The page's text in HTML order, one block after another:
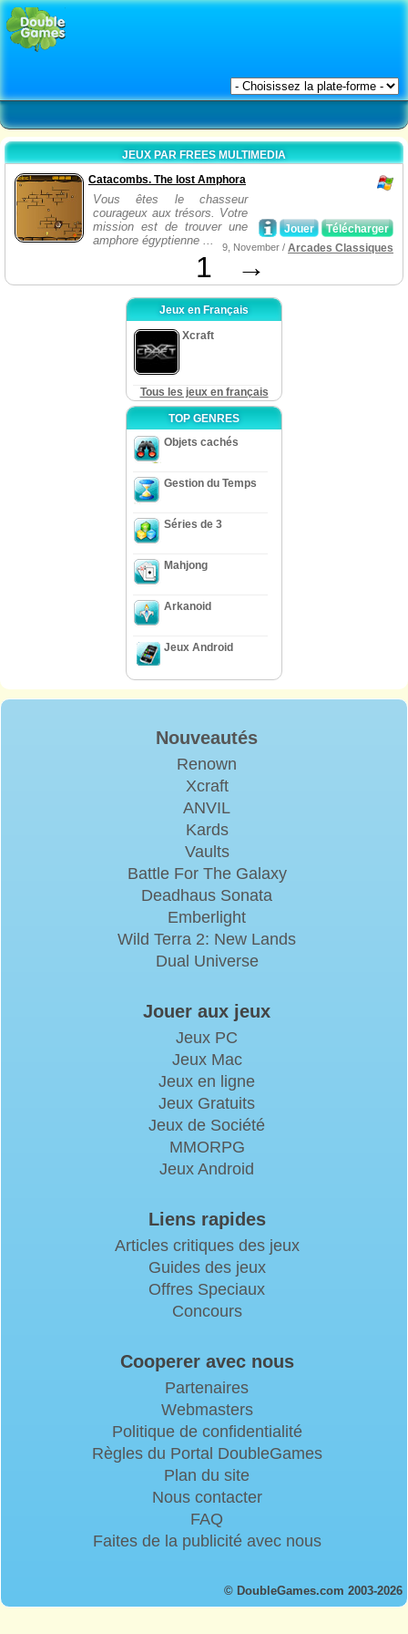
JEUX PAR FREES MULTIMEDIA
Catacombs. The lost Amphora
Vous êtes le chasseur
courageux aux trésors. Votre
mission est de trouver une
amphore égyptienne ...
Télécharger
Jouer
9, November / Arcades Classiques
1 →
Jeux en Français
Xcraft
Tous les jeux en français
TOP GENRES
Objets cachés
Gestion du Temps
Séries de 3
Mahjong
Arkanoid
Jeux Android
Nouveautés
Renown
Xcraft
ANVIL
Kards
Vaults
Battle For The Galaxy
Deadhaus Sonata
Emberlight
Wild Terra 2: New Lands
Dual Universe
Jouer aux jeux
Jeux PC
Jeux Mac
Jeux en ligne
Jeux Gratuits
Jeux de Société
MMORPG
Jeux Android
Liens rapides
Articles critiques des jeux
Guides des jeux
Offres Speciaux
Concours
Cooperer avec nous
Partenaires
Webmasters
Politique de confidentialité
Règles du Portal DoubleGames
Plan du site
Nous contacter
FAQ
Faites de la publicité avec nous
© DoubleGames.com 2003-2026